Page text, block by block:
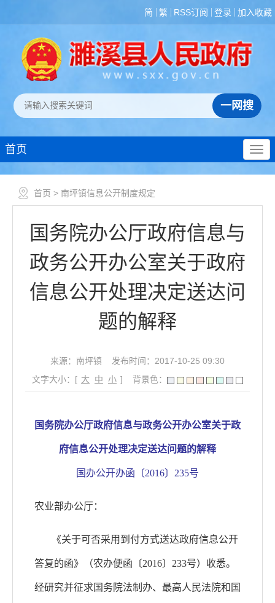
简 繁 RSS订阅 登录 加入收藏
首页
首页 > 南坪镇信息公开制度规定
国务院办公厅政府信息与
政务公开办公室关于政府
信息公开处理决定送达问
题的解释
来源：南坪镇
发布时间：2017-10-25 09:30
文字大小：[ 大 中 小 ] 背景色：
国务院办公厅政府信息与政务公开办公室关于政
府信息公开处理决定送达问题的解释
国办公开办函〔2016〕235号
农业部办公厅：
《关于可否采用到付方式送达政府信息公开
答复的函》（农办便函〔2016〕233号）收悉。
经研究并征求国务院法制办、最高人民法院和国